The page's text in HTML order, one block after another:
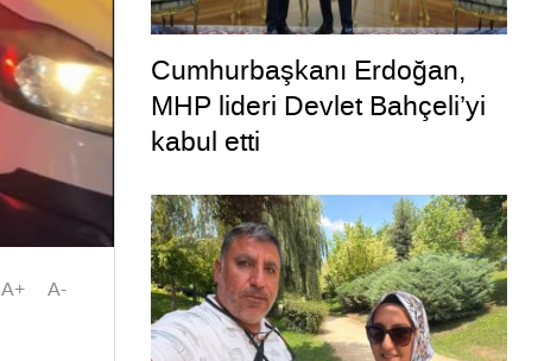
A+ A-
Cumhurbaşkanı Erdoğan,
MHP lideri Devlet Bahçeli’yi
kabul etti